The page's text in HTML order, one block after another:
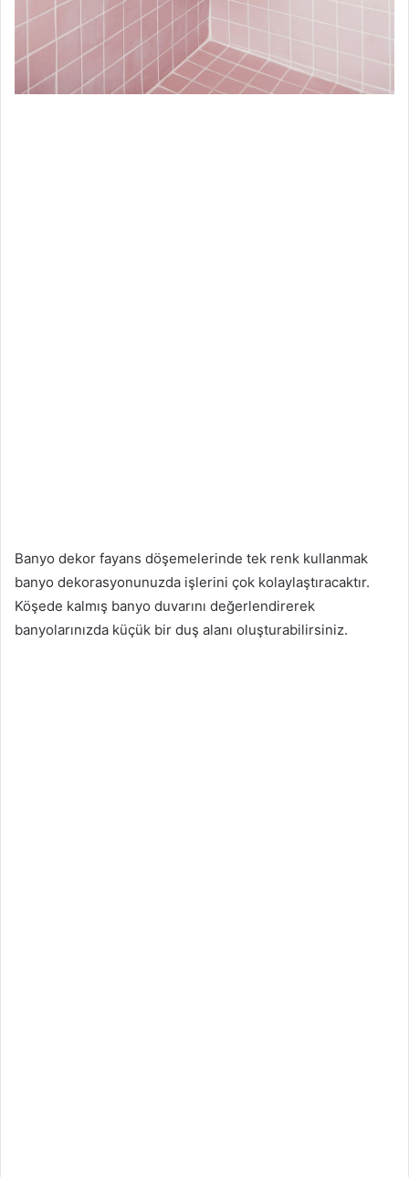
Banyo dekor fayans döşemelerinde tek renk kullanmak
banyo dekorasyonunuzda işlerini çok kolaylaştıracaktır.
Köşede kalmış banyo duvarını değerlendirerek
banyolarınızda küçük bir duş alanı oluşturabilirsiniz.